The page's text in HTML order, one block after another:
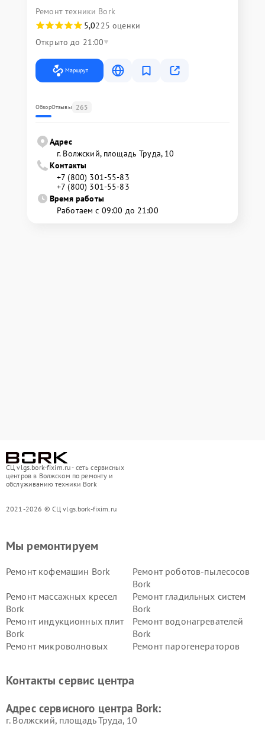
Ремонт техники Bork
5,0225 оценки
Открыто до 21:00
Маршрут
ОбзорОтзывы 265
Адрес
г. Волжский, площадь Труда, 10
Контакты
+7 (800) 301-55-83
+7 (800) 301-55-83
Время работы
Работаем с 09:00 до 21:00
СЦ vlgs.bork-fixim.ru - сеть сервисных
центров в Волжском по ремонту и
обслуживанию техники Bork
2021-2026 © СЦ vlgs.bork-fixim.ru
Мы ремонтируем
Ремонт кофемашин Bork
Ремонт роботов-пылесосов
Bork
Ремонт массажных кресел
Bork
Ремонт гладильных систем
Bork
Ремонт индукционных плит
Bork
Ремонт водонагревателей
Bork
Ремонт микроволновых
Ремонт парогенераторов
воздуха Bork
Bork
Bork
Контакты сервис центра
Адрес сервисного центра Bork:
г. Волжский, площадь Труда, 10